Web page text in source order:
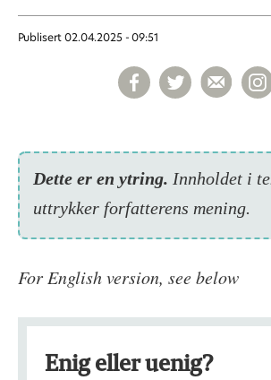
Publisert 02.04.2025 - 09:51
Dette er en ytring. Inn­holdet i
uttrykker forfatterens mening.
For English version, see below
Enig eller uenig?